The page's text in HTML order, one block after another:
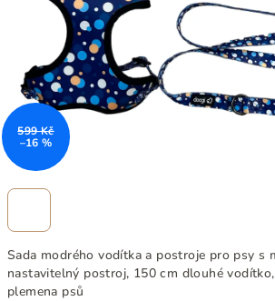
Sada modrého vodítka a postroje pro psy s
nastavitelný postroj, 150 cm dlouhé
plemena psů
599 Kč
–16 %